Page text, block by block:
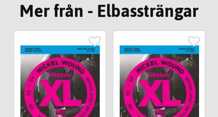
Mer från - Elbassträngar